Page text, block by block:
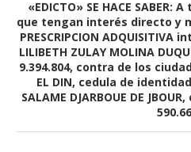
«EDICTO» SE HACE
que tengan interés directo y
PRESCRIPCION
LILIBETH ZULAY MOLINA
9.394.804, contra de los
EL DIN, cedula de
SALAME DJARBOUE DE